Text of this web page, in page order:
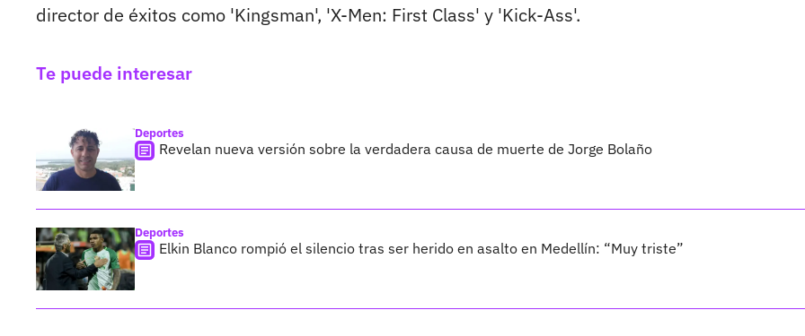
director de éxitos como 'Kingsman', 'X-Men: First Class' y 'Kick-Ass'.
Te puede interesar
Deportes
Revelan nueva versión sobre la verdadera causa de muerte de Jorge Bolaño
Deportes
Elkin Blanco rompió el silencio tras ser herido en asalto en Medellín: “Muy triste”